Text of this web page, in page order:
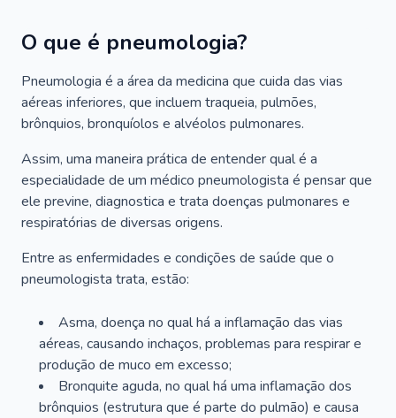
O que é pneumologia?
Pneumologia é a área da medicina que cuida das vias
aéreas inferiores, que incluem traqueia, pulmões,
brônquios, bronquíolos e alvéolos pulmonares.
Assim, uma maneira prática de entender qual é a
especialidade de um médico pneumologista é pensar que
ele previne, diagnostica e trata doenças pulmonares e
respiratórias de diversas origens.
Entre as enfermidades e condições de saúde que o
pneumologista trata, estão:
Asma, doença no qual há a inflamação das vias
aéreas, causando inchaços, problemas para respirar e
produção de muco em excesso;
Bronquite aguda, no qual há uma inflamação dos
brônquios (estrutura que é parte do pulmão) e causa